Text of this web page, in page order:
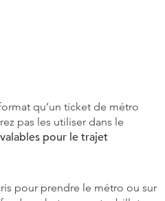
qu’un ticket de métro
pas les utiliser dans le
pour le trajet
pour prendre le métro ou sur